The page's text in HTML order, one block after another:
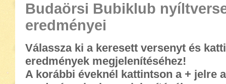
Budaörsi Bubiklub
eredményei
Válassza ki a keresett versenyt és
eredmények megjelenítéséhez!
A korábbi éveknél kattintson a + jelre